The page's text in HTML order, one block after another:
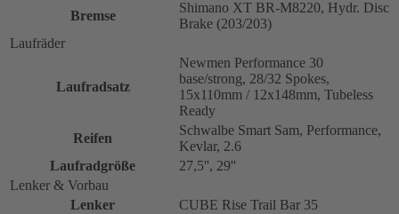
Bremse
Shimano XT BR-M8220, Hydr. Disc
Brake (203/203)
Laufräder
Laufradsatz
Newmen Performance 30
base/strong, 28/32 Spokes,
15x110mm / 12x148mm, Tubeless
Ready
Reifen
Schwalbe Smart Sam, Performance,
Kevlar, 2.6
Laufradgröße
27,5'', 29''
Lenker & Vorbau
Lenker
CUBE Rise Trail Bar 35